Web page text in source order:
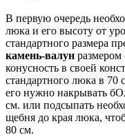
В первую очередь
люка и его высоту от
стандартного размера
камень-валун размером
конусность в своей
стандартного люка в 70
его нужно накрывать
см. или подсыпать
щебня до края люка,
80 см.